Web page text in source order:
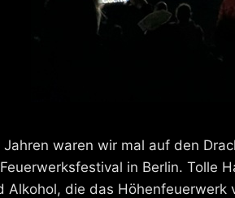
Jahren waren wir mal auf den
in Berlin. Tolle
Alkohol, die das